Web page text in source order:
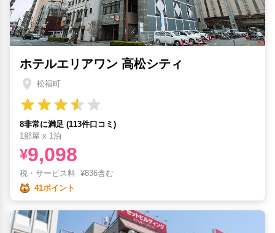
ホテルエリアワン 高松シティ
松福町
8非常に満足 (113件口コミ)
1部屋 x 1泊
¥9,098
税・サービス料 ¥836含む
41ポイント